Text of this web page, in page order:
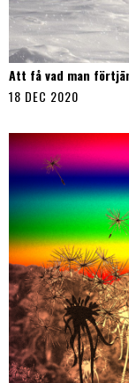
Att få vad man
18 DEC 2020